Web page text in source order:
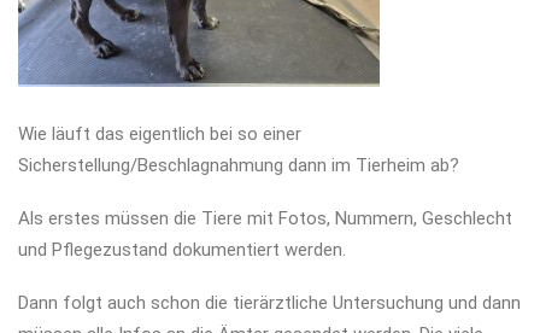
Wie läuft das eigentlich bei so einer
Sicherstellung/Beschlagnahmung dann im Tierheim ab?
Als erstes müssen die Tiere mit Fotos, Nummern, Geschlecht
und Pflegezustand dokumentiert werden.
Dann folgt auch schon die tierärztliche Untersuchung und dann